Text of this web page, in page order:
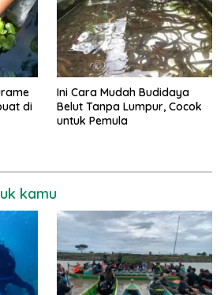
di
Ini Cara Mudah Budidaya
Belut Tanpa Lumpur, Cocok
untuk Pemula
kamu